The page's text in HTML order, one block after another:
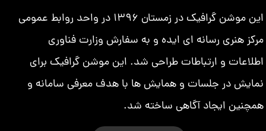
این موشن گرافیک در زمستان 1396 در واحد روابط عمومی
مرکز هنری رسانه ای ایده و به سفارش وزارت فناوری
اطلاعات و ارتباطات طراحی شد. این موشن گرافیک برای
نمایش در جلسات و همایش ها با هدف معرفی سامانه و
همچنین ایجاد آگاهی ساخته شد.